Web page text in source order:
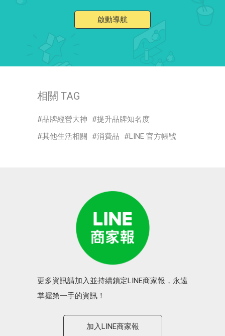
啟動導航
相關 TAG
品牌經營大神
提升品牌知名度
其他生活相關
消費品 LINE 官方帳號
更多資訊請加入並持續鎖定LINE商家報，永遠
掌握第一手的資訊！
加入LINE商家報